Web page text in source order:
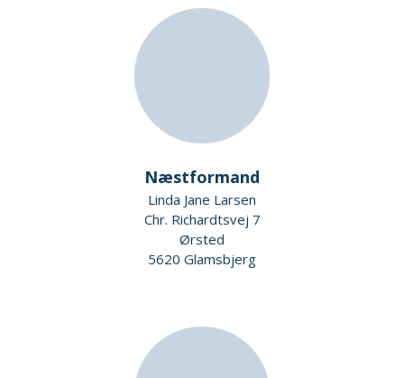
Næstformand
Linda Jane Larsen
Chr. Richardtsvej 7
Ørsted
5620 Glamsbjerg